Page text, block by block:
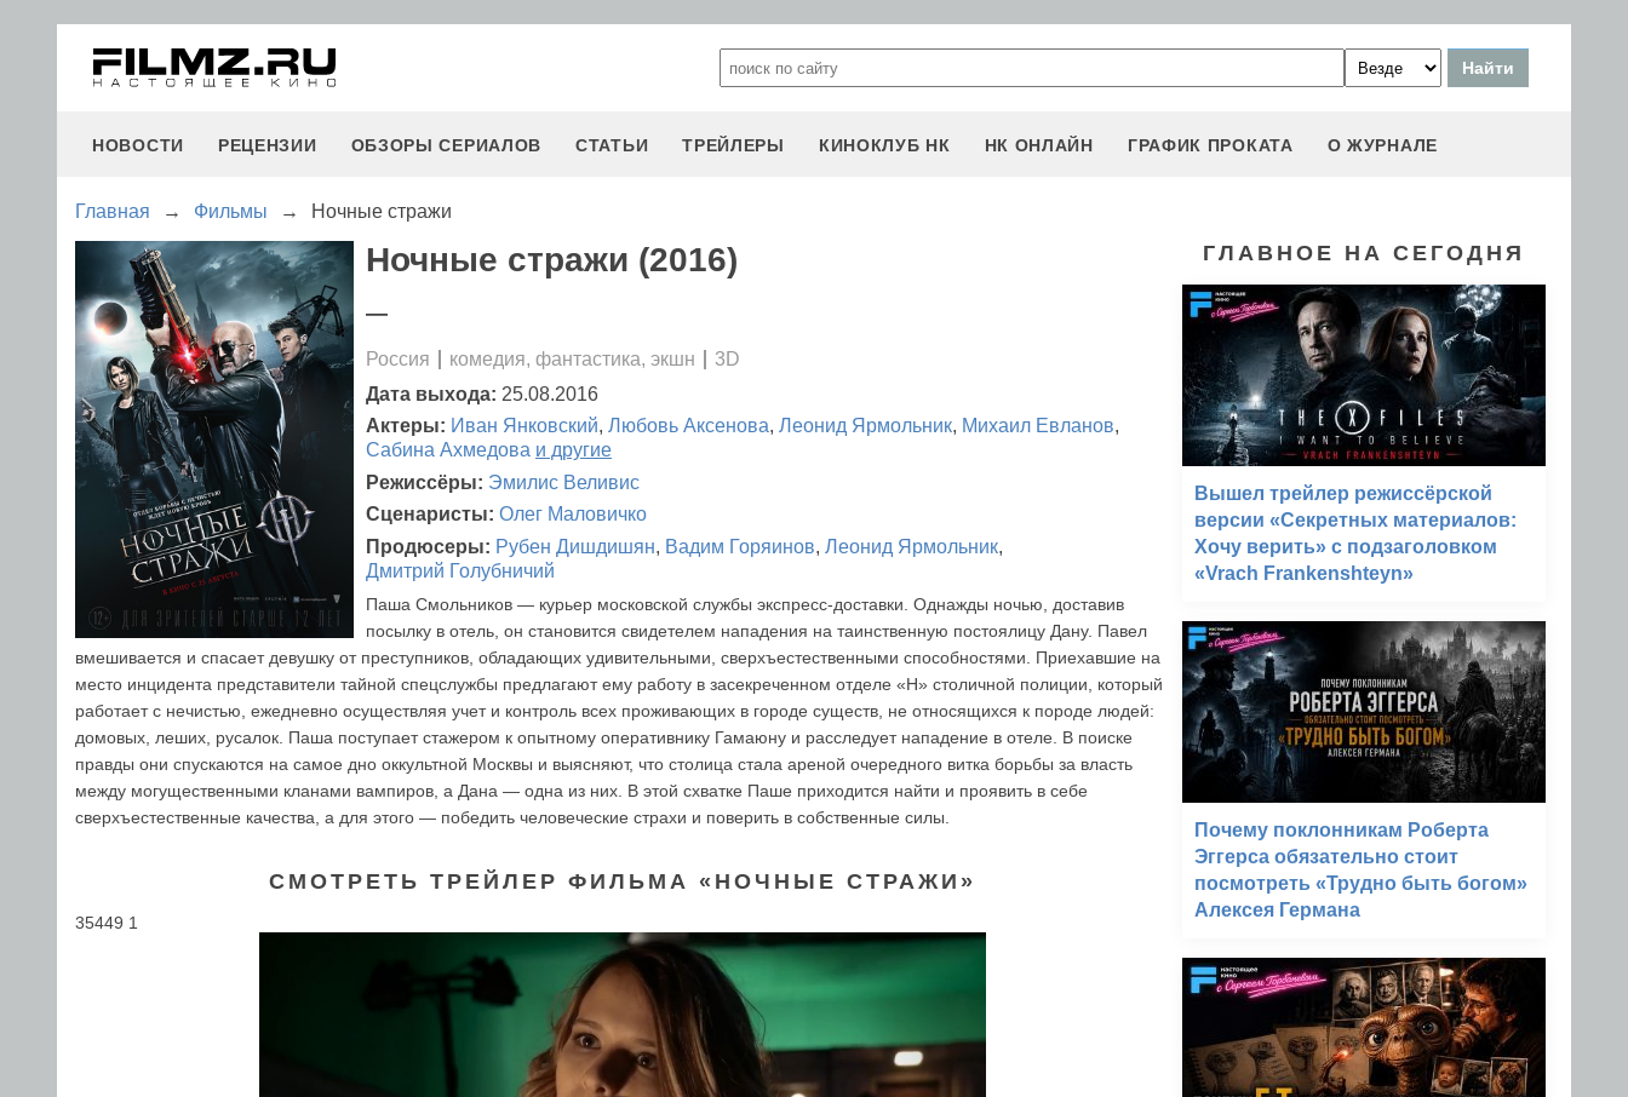
НОВОСТИ РЕЦЕНЗИИ ОБЗОРЫ СЕРИАЛОВ СТАТЬИ ТРЕЙЛЕРЫ КИНОКЛУБ НК НК ОНЛАЙН ГРАФИК ПРОКАТА О ЖУРНАЛЕ
Главная → Фильмы → Ночные стражи
Ночные стражи (2016)
—
Россия комедия, фантастика, экшн
3D
Дата выхода: 25.08.2016
Актеры: Иван Янковский, Любовь Аксенова, Леонид Ярмольник, Михаил Евланов,
Сабина Ахмедова и другие
Режиссёры: Эмилис Веливис
Сценаристы: Олег Маловичко
Продюсеры: Рубен Дишдишян, Вадим Горяинов, Леонид Ярмольник,
Дмитрий Голубничий
Паша Смольников — курьер московской службы экспресс-доставки. Однажды ночью, доставив
посылку в отель, он становится свидетелем нападения на таинственную постоялицу Дану. Павел
вмешивается и спасает девушку от преступников, обладающих удивительными, сверхъестественными способностями. Приехавшие на
место инцидента представители тайной спецслужбы предлагают ему работу в засекреченном отделе «Н» столичной полиции, который
работает с нечистью, ежедневно осуществляя учет и контроль всех проживающих в городе существ, не относящихся к породе людей:
домовых, леших, русалок. Паша поступает стажером к опытному оперативнику Гамаюну и расследует нападение в отеле. В поиске
правды они спускаются на самое дно оккультной Москвы и выясняют, что столица стала ареной очередного витка борьбы за власть
между могущественными кланами вампиров, а Дана — одна из них. В этой схватке Паше приходится найти и проявить в себе
сверхъестественные качества, а для этого — победить человеческие страхи и поверить в собственные силы.
СМОТРЕТЬ ТРЕЙЛЕР ФИЛЬМА «НОЧНЫЕ СТРАЖИ»
35449 1
ГЛАВНОЕ НА СЕГОДНЯ
Вышел трейлер режиссёрской
версии «Секретных материалов:
Хочу верить» с подзаголовком
«Vrach Frankenshteyn»
Почему поклонникам Роберта
Эггерса обязательно стоит
посмотреть «Трудно быть богом»
Алексея Германа